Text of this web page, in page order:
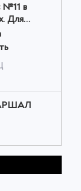
№11 в
Для
и травы,
Silver
на месяц.